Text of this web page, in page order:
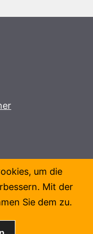
um die
Mit der
Sie dem zu.